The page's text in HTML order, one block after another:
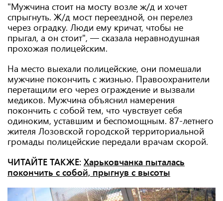
"Мужчина стоит на мосту возле ж/д и хочет
спрыгнуть. Ж/д мост переездной, он перелез
через оградку. Люди ему кричат, чтобы не
прыгал, а он стоит", — сказала неравнодушная
прохожая полицейским.
На место выехали полицейские, они помешали
мужчине покончить с жизнью. Правоохранители
перетащили его через ограждение и вызвали
медиков. Мужчина объяснил намерения
покончить с собой тем, что чувствует себя
одиноким, уставшим и беспомощным. 87-летнего
жителя Лозовской городской территориальной
громады полицейские передали врачам скорой.
ЧИТАЙТЕ ТАКЖЕ: Харьковчанка пыталась
покончить с собой, прыгнув с высоты